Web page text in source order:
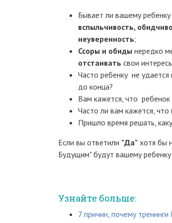
Бывает ли вашему
вспыльчивость,
неуверенность;
Ссоры и обиды нередко
отстаивать свои
Часто ребенку не удается
до конца?
Вам кажется, что
Часто ли вам кажется,
Пришло время решать,
Если вы ответили "Да" хотя бы
Будущим" будут вашему ребенку
Узнайте больше:
7 причин, почему